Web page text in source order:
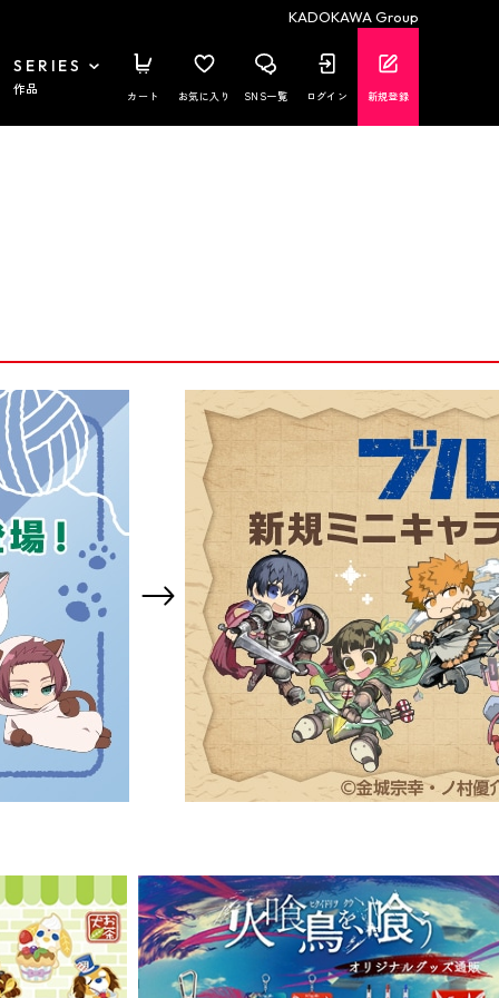
KADOKAWA Group
SERIES
作品 カート お気に入り SNS一覧 ログイン 新規登録